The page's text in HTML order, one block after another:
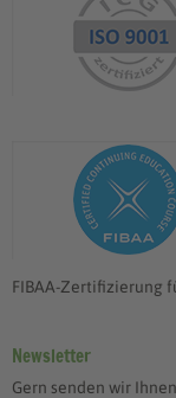
FIBAA-Zertifizierung
Newsletter
Gern senden wir